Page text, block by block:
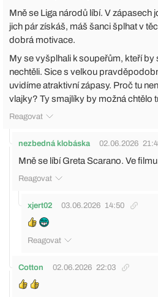
Mně se Liga národů líbí. V zápasech
jich pár získáš, máš šanci šplhat v
dobrá motivace.
My se vyšplhali k soupeřům, kteří by
nechtěli. Sice s velkou
uvidíme atraktivní zápasy. Proč tu
vlajky? Ty smajlíky by možná chtělo
Reagovat
nezbedná klobáska 02.06.2026
Mně se líbí Greta Scarano. Ve
Reagovat
xjert02 03.06.2026 14:50
Reagovat
Cotton 02.06.2026 22:03